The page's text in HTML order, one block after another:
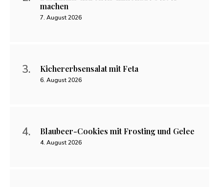
machen
7. August 2026
Kichererbsensalat mit Feta
6. August 2026
Blaubeer-Cookies mit Frosting und Gelee
4. August 2026